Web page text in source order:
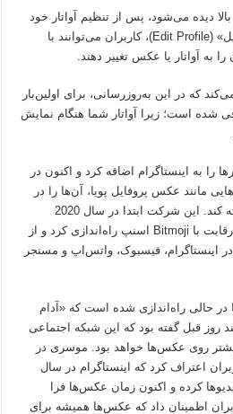
دیده می‌شود، پس از تنظیم آواتار خود
از طریق بخش «ویرایش پروفایل» (Edit Profile)، کاربران می‌توانند با
به آواتار یا عکس تغییر دهند.
که در این به‌روزرسانی، برای اولین‌بار
شده است؛ زیرا آواتار شما هنگام نمایش
را به اینستاگرام اضافه کرد و اکنون در
مانند عکس پروفایل پویا، آن‌ها را در
این برنامه بیشتر از قبل برجسته کند. این شرکت ابتدا در سال 2020
آواتارها را به‌عنوان راهی برای رقابت با Bitmoji اسنپ راه‌اندازی کرد و از
اینستاگرام، فیسبوک، واتس‌اپ و مسنجر
حالی راه‌اندازی شده است که «آدام
روز قبل گفته بود که این شبکه اجتماعی
تمرکز بیشتر روی عکس‌ها خواهد بود. موسری در
اعتراف کرد که اینستاگرام در سال
کرده و اکنون زمان عکس‌ها فرا
اطمینان داد که عکس‌ها همیشه برای